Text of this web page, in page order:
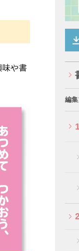
味や書
編